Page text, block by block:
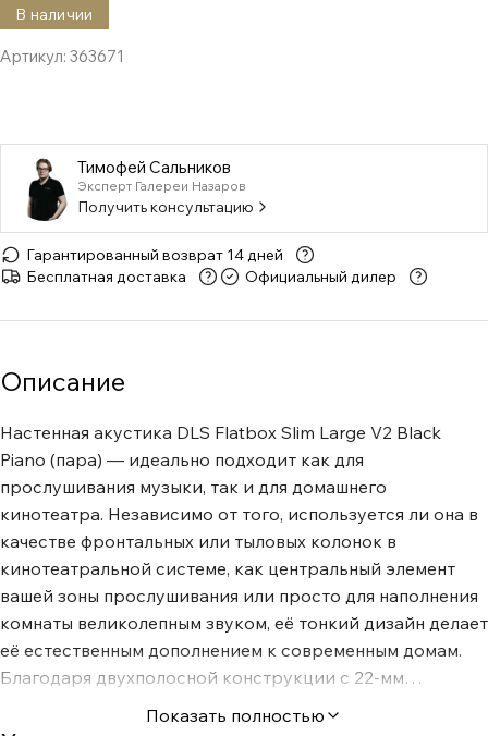
В наличии
Артикул: 363671
Тимофей Сальников
Эксперт Галереи Назаров
Получить консультацию
Гарантированный возврат 14 дней
Бесплатная доставка
Официальный дилер
Описание
Настенная акустика DLS Flatbox Slim Large V2 Black
Piano (пара) — идеально подходит как для
прослушивания музыки, так и для домашнего
кинотеатра. Независимо от того, используется ли она в
качестве фронтальных или тыловых колонок в
кинотеатральной системе, как центральный элемент
вашей зоны прослушивания или просто для наполнения
комнаты великолепным звуком, её тонкий дизайн делает
её естественным дополнением к современным домам.
Благодаря двухполосной конструкции с 22-мм
купольным твитером и 3-дюймовым среднечастотным/
басовым динамиком, обеспечивает чистое и
Показать полностью